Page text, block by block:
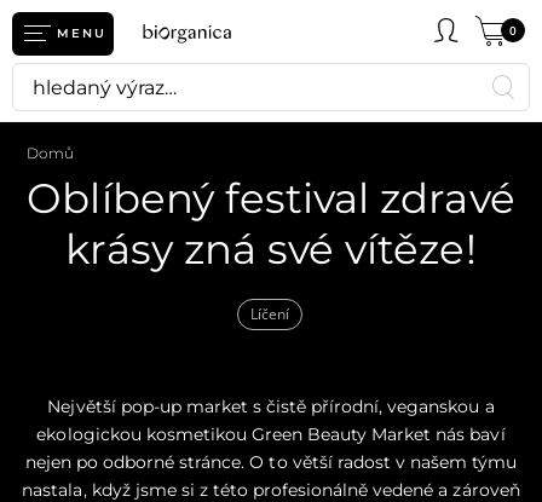
MENU 0
Domů
Oblíbený festival zdravé
krásy zná své vítěze!
Líčení
Největší pop-up market s čistě přírodní, veganskou a
ekologickou kosmetikou Green Beauty Market nás baví
nejen po odborné stránce. O to větší radost v našem týmu
nastala, když jsme si z této profesionálně vedené a zároveň